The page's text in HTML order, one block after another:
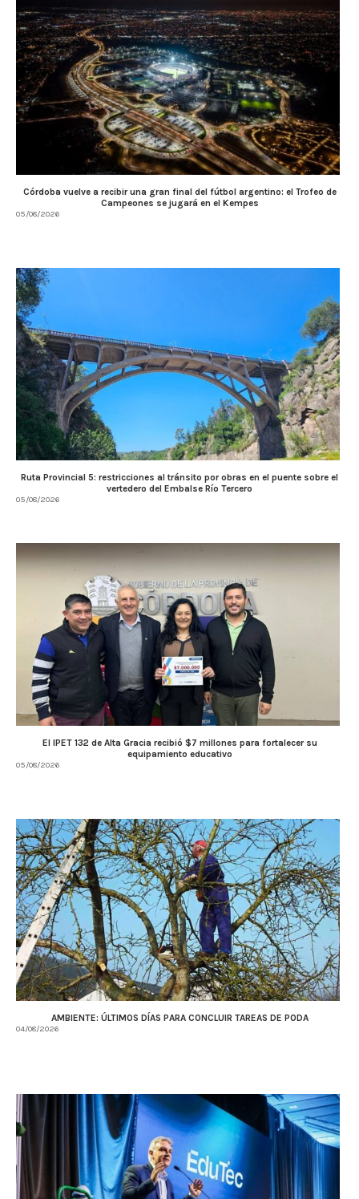
Córdoba vuelve a recibir una gran final del fútbol argentino: el Trofeo de
Campeones se jugará en el Kempes
05/08/2026
Ruta Provincial 5: restricciones al tránsito por obras en el puente sobre el
vertedero del Embalse Río Tercero
05/08/2026
El IPET 132 de Alta Gracia recibió $7 millones para fortalecer su
equipamiento educativo
05/08/2026
AMBIENTE: ÚLTIMOS DÍAS PARA CONCLUIR TAREAS DE PODA
04/08/2026